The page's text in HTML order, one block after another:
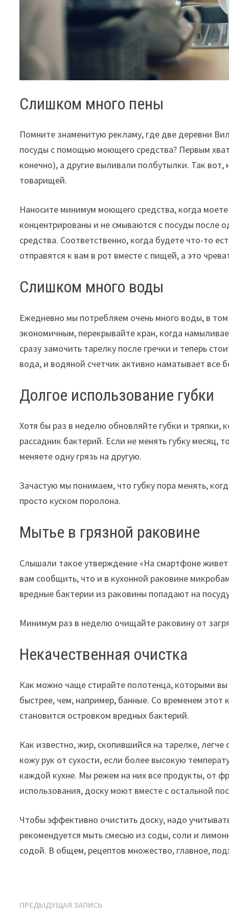
Слишком много пены
Помните знаменитую рекламу, где две деревни
посуды с помощью моющего средства? Первым
конечно), а другие выливали полбутылки. Так
товарищей.
Наносите минимум моющего средства, когда
концентрированы и не смываются с посуды после
средства. Соответственно, когда будете что-то
отправятся к вам в рот вместе с пищей, а это
Слишком много воды
Ежедневно мы потребляем очень много воды, в
экономичным, перекрывайте кран, когда
сразу замочить тарелку после гречки и теперь
вода, и водяной счетчик активно наматывает все
Долгое использование губки
Хотя бы раз в неделю обновляйте губки и тряпки,
рассадник бактерий. Если не менять губку месяц,
меняете одну грязь на другую.
Зачастую мы понимаем, что губку пора менять,
просто куском поролона.
Мытье в грязной раковине
Слышали такое утверждение «На смартфоне
вам сообщить, что и в кухонной раковине
вредные бактерии из раковины попадают на
Минимум раз в неделю очищайте раковину от
Некачественная очистка
Как можно чаще стирайте полотенца, которыми вы
быстрее, чем, например, банные. Со временем
становится островком вредных бактерий.
Как известно, жир, скопившийся на тарелке,
кожу рук от сухости, если более высокую
каждой кухне. Мы режем на них все продукты, от
использования, доску моют вместе с остальной
Чтобы эффективно очистить доску, надо
рекомендуется мыть смесью из соды, соли и
содой. В общем, рецептов множество, главное,
Навигация
ПРЕДЫДУЩАЯ ЗАПИСЬ